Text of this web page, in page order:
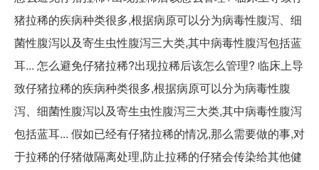
猪拉稀的疾病种类很多,根据病原可以分为病毒性腹泻、细
菌性腹泻以及寄生虫性腹泻三大类,其中病毒性腹泻包括蓝
耳... 怎么避免仔猪拉稀?出现拉稀后该怎么管理? 临床上导
致仔猪拉稀的疾病种类很多,根据病原可以分为病毒性腹
泻、细菌性腹泻以及寄生虫性腹泻三大类,其中病毒性腹泻
包括蓝耳... 假如已经有仔猪拉稀的情况,那么需要做的事,对
于拉稀的仔猪做隔离处理,防止拉稀的仔猪会传染给其他健